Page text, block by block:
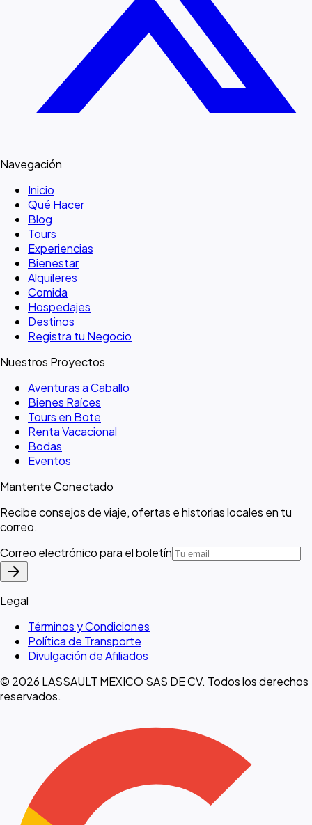
Navegación
Inicio
Qué Hacer
Blog
Tours
Experiencias
Bienestar
Alquileres
Comida
Hospedajes
Destinos
Registra tu Negocio
Nuestros Proyectos
Aventuras a Caballo
Bienes Raíces
Tours en Bote
Renta Vacacional
Bodas
Eventos
Mantente Conectado
Recibe consejos de viaje, ofertas e historias locales en tu
correo.
Correo electrónico para el boletín
arrow_forward
Legal
Términos y Condiciones
Política de Transporte
Divulgación de Afiliados
© 2026 LASSAULT MEXICO SAS DE CV. Todos los derechos
reservados.